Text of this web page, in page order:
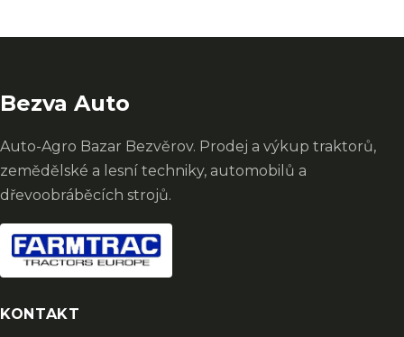
Bezva Auto
Auto-Agro Bazar Bezvěrov. Prodej a výkup traktorů,
zemědělské a lesní techniky, automobilů a
dřevoobráběcích strojů.
KONTAKT